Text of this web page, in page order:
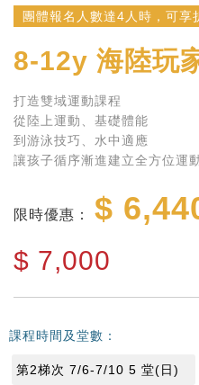
團體報名人數達4人時，可享
8-12y 海陸玩
打造雙域運動課程
從陸上運動、基礎體能
到游泳技巧、水中適應
讓孩子循序漸進建立全方位運
限時優惠： $
$ 7,000
課程時間及堂數：
第2梯次 7/6-7/10 5 堂(日)